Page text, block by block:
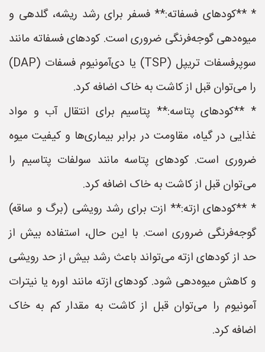
* **کودهای فسفاته:** فسفر برای رشد ریشه، گلدهی و
میوه‌دهی گوجه‌فرنگی ضروری است. کودهای فسفاته مانند
سوپرفسفات تریپل (TSP) یا دی‌آمونیوم فسفات (DAP)
را می‌توان قبل از کاشت به خاک اضافه کرد.
* **کودهای پتاسه:** پتاسیم برای انتقال آب و مواد
غذایی در گیاه، مقاومت در برابر بیماری‌ها و کیفیت میوه
ضروری است. کودهای پتاسه مانند سولفات پتاسیم را
می‌توان قبل از کاشت به خاک اضافه کرد.
* **کودهای ازته:** ازت برای رشد رویشی (برگ و ساقه)
گوجه‌فرنگی ضروری است. با این حال، استفاده بیش از
حد از کودهای ازته می‌تواند باعث رشد بیش از حد رویشی
و کاهش میوه‌دهی شود. کودهای ازته مانند اوره یا نیترات
آمونیوم را می‌توان قبل از کاشت به مقدار کم به خاک
اضافه کرد.